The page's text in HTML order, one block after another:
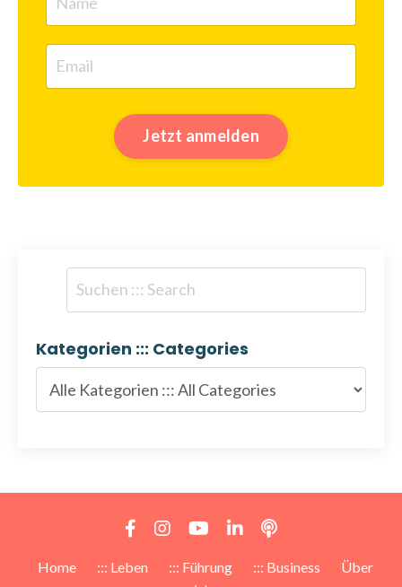
Jetzt anmelden
Kategorien ::: Categories
Home ::: Leben ::: Führung ::: Business
Über